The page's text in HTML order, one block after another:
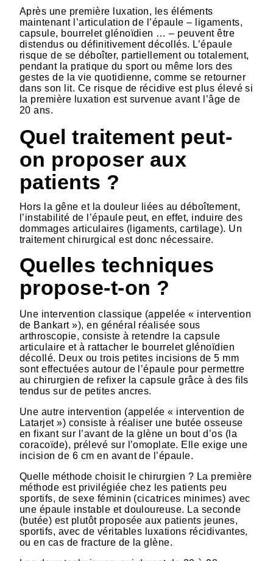
Après une première luxation, les éléments
maintenant l’articulation de l’épaule – ligaments,
capsule, bourrelet glénoïdien … – peuvent être
distendus ou définitivement décollés. L’épaule
risque de se déboîter, partiellement ou totalement,
pendant la pratique du sport ou même lors des
gestes de la vie quotidienne, comme se retourner
dans son lit. Ce risque de récidive est plus élevé si
la première luxation est survenue avant l’âge de
20 ans.
Quel traitement peut-
on proposer aux
patients ?
Hors la gêne et la douleur liées au déboîtement,
l’instabilité de l’épaule peut, en effet, induire des
dommages articulaires (ligaments, cartilage). Un
traitement chirurgical est donc nécessaire.
Quelles techniques
propose-t-on ?
Une intervention classique (appelée « intervention
de Bankart »), en général réalisée sous
arthroscopie, consiste à retendre la capsule
articulaire et à rattacher le bourrelet glénoïdien
décollé. Deux ou trois petites incisions de 5 mm
sont effectuées autour de l’épaule pour permettre
au chirurgien de refixer la capsule grâce à des fils
tendus sur de petites ancres.
Une autre intervention (appelée « intervention de
Latarjet ») consiste à réaliser une butée osseuse
en fixant sur l’avant de la glène un bout d’os (la
coracoïde), prélevé sur l’omoplate. Elle exige une
incision de 6 cm en avant de l’épaule.
Quelle méthode choisit le chirurgien ? La première
méthode est privilégiée chez les patients peu
sportifs, de sexe féminin (cicatrices minimes) avec
une épaule instable et douloureuse. La seconde
(butée) est plutôt proposée aux patients jeunes,
sportifs, avec de véritables luxations récidivantes,
ou en cas de fracture de la glène.